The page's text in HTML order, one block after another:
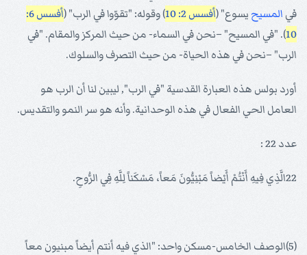
في المسيح يسوع" (أفسس 2: 10 ) وقوله: "تقوّوا في الرب" (
أفسس 6:
10). "في المسيح" –نحن في السماء- من حيث المركز والمقام. "في
الرب" –نحن في هذه الحياة- من حيث التصرف والسلوك.
أورد بولس هذه العبارة القدسية "في الرب", ليبين لنا أن الرب هو
العامل الحي الفعال في هذه الوحدانية. وأنه هو سر النمو والتقديس.
عدد 22 :
22الَّذِي فِيهِ أَنْتُمْ أَيْضاً مَبْنِيُّونَ مَعاً، مَسْكَناً لِلَّهِ فِي الرُّوحِ.
(5)الوصف الخامس-مسكن واحد: "الذي فيه أنتم أيضاً مبنيون معاً